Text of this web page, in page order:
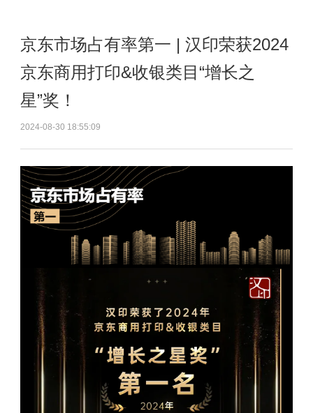
京东市场占有率第一 | 汉印荣获2024
京东商用打印&收银类目“增长之
星”奖！
2024-08-30 18:55:09